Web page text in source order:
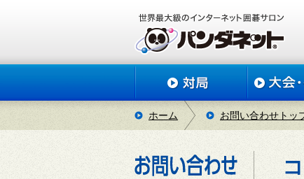
ホーム お問い合わせトッ